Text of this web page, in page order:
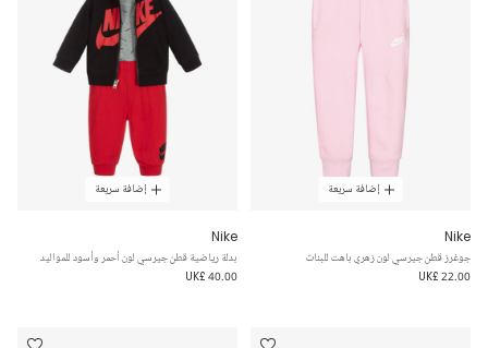
إضافة سريعة
Nike
جوغرز قطن جيرسي لون زهري باهت للبنات
UK£ 22.00
إضافة سريعة
Nike
بدلة رياضية قطن جيرسي لون أحمر وأسود للمواليد
UK£ 40.00